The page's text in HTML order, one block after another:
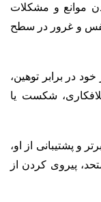
موانع و مشکلات
و غرور در سطح
در برابر توهین،
شکست یا
و پشتیبانی از او،
پیروی کردن از